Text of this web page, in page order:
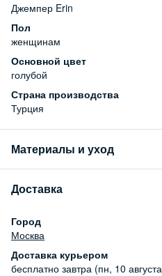
Джемпер Erin
Пол
женщинам
Основной цвет
голубой
Страна производства
Турция
Материалы и уход
50% акрил, 27% полиэстер, 22%
Бережная стирка при
запрещена, отбеливание
запрещена
Доставка
Город
Москва
Доставка курьером
бесплатно завтра (пн, 10